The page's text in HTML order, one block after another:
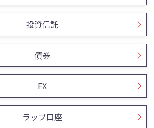
投資信託
債券
FX
ラップ口座